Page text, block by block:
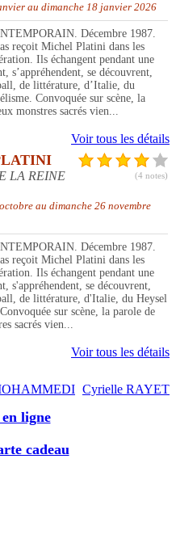
au dimanche 18 janvier 2026
Décembre 1987.
reçoit Michel Platini dans les
Ils échangent pendant une
s’appréhendent, se découvrent,
de littérature, d’Italie, du
Convoquée sur scène, la
monstres sacrés vien...
Voir tous les détails
(4 notes)
LA REINE
au dimanche 26 novembre
Décembre 1987.
reçoit Michel Platini dans les
Ils échangent pendant une
s'appréhendent, se découvrent,
de littérature, d'Italie, du Heysel
sur scène, la parole de
sacrés vien...
Voir tous les détails
Cyrielle RAYET
ligne
cadeau